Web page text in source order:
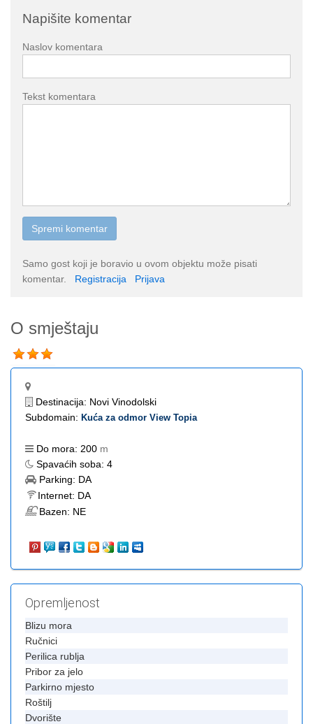
Napišite komentar
Naslov komentara
Tekst komentara
Samo gost koji je boravio u ovom objektu može pisati
komentar.
Registracija Prijava
O smještaju
Destinacija: Novi Vinodolski
Subdomain: Kuća za odmor View Topia
Do mora: 200 m
Spavaćih soba: 4
Parking: DA
Internet: DA
Bazen: NE
Opremljenost
Blizu mora
Ručnici
Perilica rublja
Pribor za jelo
Parkirno mjesto
Roštilj
Dvorište